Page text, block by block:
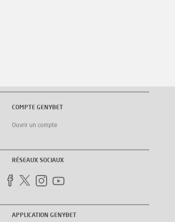
COMPTE GENYBET
Ouvrir un compte
RÉSEAUX SOCIAUX
APPLICATION GENYBET